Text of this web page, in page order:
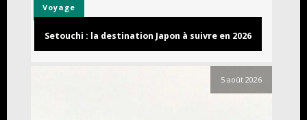
Voyage
Setouchi : la destination Japon à suivre en 2026
5 août 2026